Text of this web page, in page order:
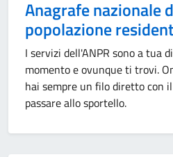
Anagrafe nazionale
popolazione
I servizi dell'ANPR sono a tua
momento e ovunque ti trovi.
hai sempre un filo diretto con
passare allo sportello.